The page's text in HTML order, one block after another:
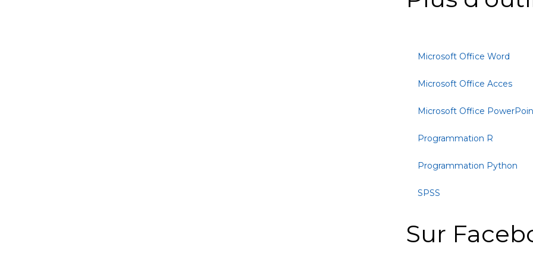
Microsoft Office Word
Microsoft Office Acces
Microsoft Office
Programmation R
Programmation Python
SPSS
Sur